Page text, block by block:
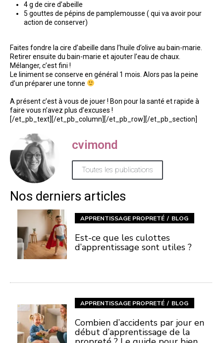
4 g de cire d’abeille
5 gouttes de pépins de pamplemousse ( qui va avoir pour
action de conserver)
Faites fondre la cire d’abeille dans l’huile d’olive au bain-marie.
Retirer ensuite du bain-marie et ajouter l’eau de chaux.
Mélanger, c’est fini !
Le liniment se conserve en général 1 mois. Alors pas la peine
d’un préparer une tonne
A présent c’est à vous de jouer ! Bon pour la santé et rapide à
faire vous n’avez plus d’excuses !
[/et_pb_text][/et_pb_column][/et_pb_row][/et_pb_section]
cvimond
Toutes les publications
Nos derniers articles
APPRENTISSAGE PROPRETÉ BLOG
Est-ce que les culottes
d’apprentissage sont utiles ?
APPRENTISSAGE PROPRETÉ BLOG
Combien d’accidents par jour en
début d’apprentissage de la